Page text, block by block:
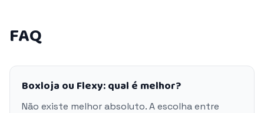
FAQ
Boxloja ou Flexy: qual é melhor?
Não existe melhor absoluto. A escolha entre